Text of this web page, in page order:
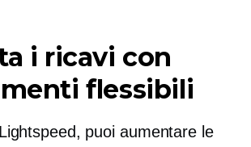
i ricavi con
flessibili
puoi aumentare le